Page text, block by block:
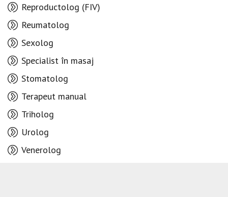
Reproductolog (FIV)
Reumatolog
Sexolog
Specialist în masaj
Stomatolog
Terapeut manual
Triholog
Urolog
Venerolog